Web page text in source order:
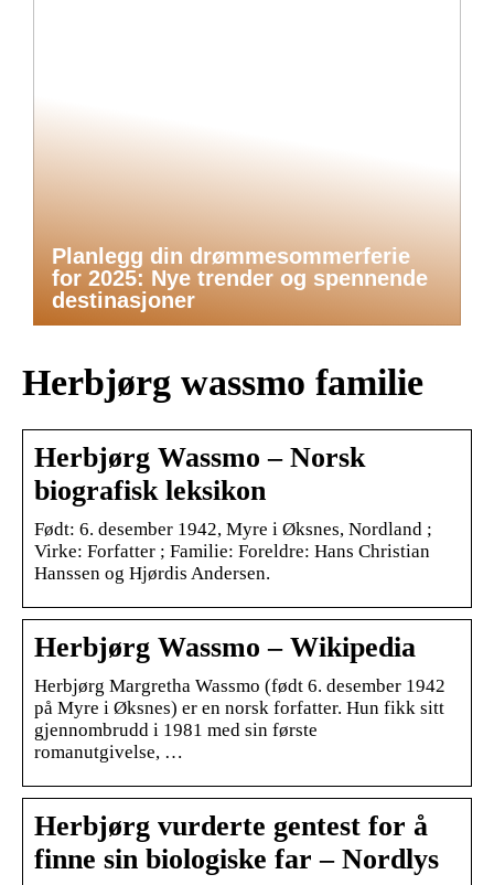
Planlegg din drømmesommerferie
for 2025: Nye trender og spennende
destinasjoner
Herbjørg wassmo familie
Herbjørg Wassmo – Norsk
biografisk leksikon
Født: 6. desember 1942, Myre i Øksnes, Nordland ;
Virke: Forfatter ; Familie: Foreldre: Hans Christian
Hanssen og Hjørdis Andersen.
Herbjørg Wassmo – Wikipedia
Herbjørg Margretha Wassmo (født 6. desember 1942
på Myre i Øksnes) er en norsk forfatter. Hun fikk sitt
gjennombrudd i 1981 med sin første
romanutgivelse, …
Herbjørg vurderte gentest for å
finne sin biologiske far – Nordlys